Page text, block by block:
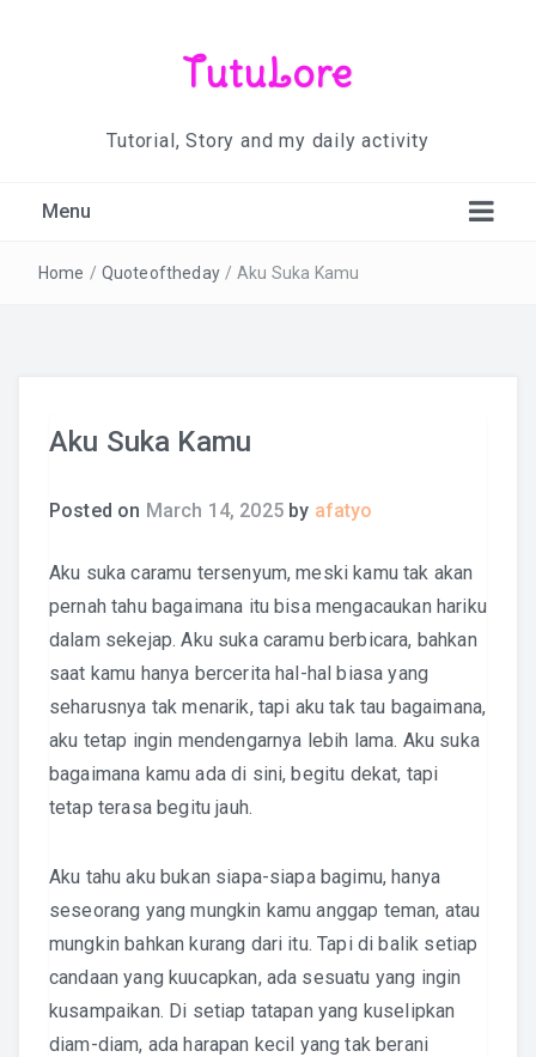
TutuLore
Tutorial, Story and my daily activity
Menu
Home / Quoteoftheday / Aku Suka Kamu
Aku Suka Kamu
Posted on March 14, 2025by afatyo
Aku suka caramu tersenyum, meski kamu tak akan
pernah tahu bagaimana itu bisa mengacaukan hariku
dalam sekejap. Aku suka caramu berbicara, bahkan
saat kamu hanya bercerita hal-hal biasa yang
seharusnya tak menarik, tapi aku tak tau bagaimana,
aku tetap ingin mendengarnya lebih lama. Aku suka
bagaimana kamu ada di sini, begitu dekat, tapi
tetap terasa begitu jauh.
Aku tahu aku bukan siapa-siapa bagimu, hanya
seseorang yang mungkin kamu anggap teman, atau
mungkin bahkan kurang dari itu. Tapi di balik setiap
candaan yang kuucapkan, ada sesuatu yang ingin
kusampaikan. Di setiap tatapan yang kuselipkan
diam-diam, ada harapan kecil yang tak berani